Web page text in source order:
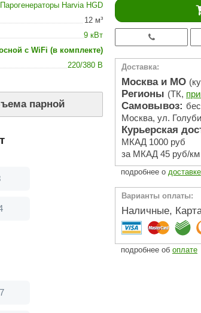
Sangens
Fischer
RAINZ
PolarSpa
Bentwood
Tylo
Wedi
Ec Light
Kvimol
Парогенераторы Harvia HGD
12 м³
9 кВт
с WiFi (в комплекте)
220/380 В
парной
Доставка:
Москва и МО
Регионы (ТК,
Самовывоз:
Москва, ул.
Курьерская
МКАД 1000 руб
за МКАД 45 руб/км
подробнее о доставке
Варианты оплаты:
Наличные,
подробнее об оплате